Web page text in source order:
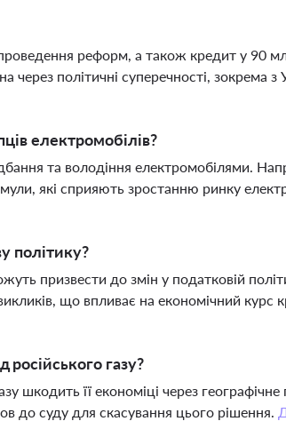
реформ, а також кредит у 90
через політичні суперечності, зокрема
електромобілів?
та володіння електромобілями.
які сприяють зростанню ринку
політику?
призвести до змін у податковій
що впливає на економічний курс
газу?
шкодить її економіці через
до суду для скасування цього рішення.